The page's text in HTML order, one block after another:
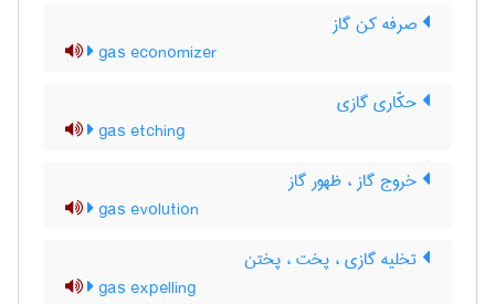
صرفه کن گاز
gas economizer
حکّاری گازی
gas etching
خروج گاز ، ظهور گاز
gas evolution
تخلیه گازی ، پخت ، پختن
gas expelling